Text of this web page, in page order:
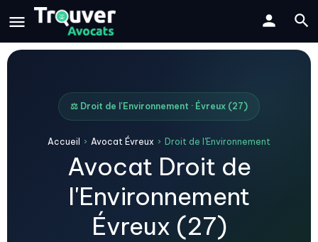
⚖️ Droit de l'Environnement · Évreux (27)
Accueil › Avocat Évreux › Droit de l'Environnement
Avocat Droit de
l'Environnement
Évreux (27)